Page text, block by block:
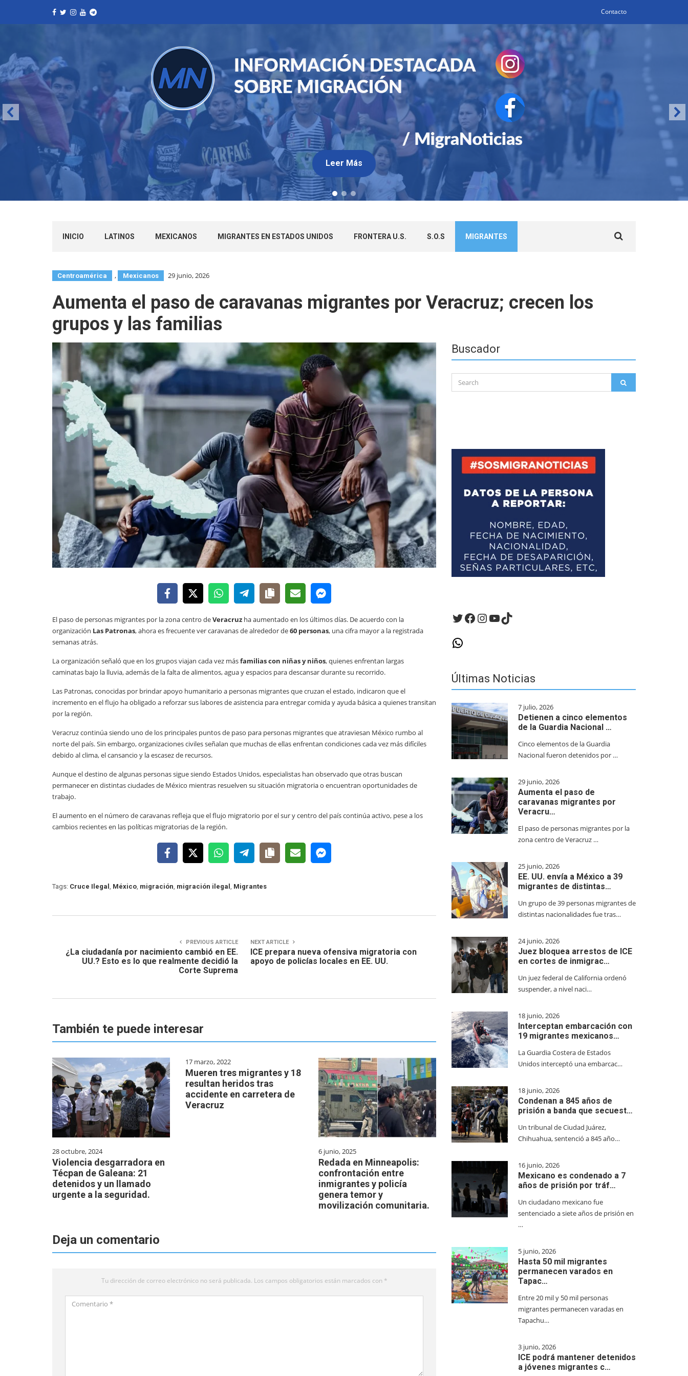
Contacto
Leer Más
INICIO LATINOS MEXICANOS MIGRANTES EN ESTADOS UNIDOS FRONTERA U.S. S.O.S MIGRANTES
for:
Centroamérica , Mexicanos 29 junio, 2026
Aumenta el paso de caravanas migrantes por Veracruz; crecen los
grupos y las familias
El paso de personas migrantes por la zona centro deVeracruz ha aumentado en los últimos días. De acuerdo con la
organización Las Patronas, ahora es frecuente ver caravanas de alrededor de60 personas, una cifra mayor a la registrada
semanas atrás.
La organización señaló que en los grupos viajan cada vez másfamilias con niñas y niños, quienes enfrentan largas
caminatas bajo la lluvia, además de la falta de alimentos, agua y espacios para descansar durante su recorrido.
Las Patronas, conocidas por brindar apoyo humanitario a personas migrantes que cruzan el estado, indicaron que el
incremento en el flujo ha obligado a reforzar sus labores de asistencia para entregar comida y ayuda básica a quienes transitan
por la región.
Veracruz continúa siendo uno de los principales puntos de paso para personas migrantes que atraviesan México rumbo al
norte del país. Sin embargo, organizaciones civiles señalan que muchas de ellas enfrentan condiciones cada vez más difíciles
debido al clima, el cansancio y la escasez de recursos.
Aunque el destino de algunas personas sigue siendo Estados Unidos, especialistas han observado que otras buscan
permanecer en distintas ciudades de México mientras resuelven su situación migratoria o encuentran oportunidades de
trabajo.
El aumento en el número de caravanas refleja que el flujo migratorio por el sur y centro del país continúa activo, pese a los
cambios recientes en las políticas migratorias de la región.
Tags: Cruce Ilegal México migración migración ilegal Migrantes
PREVIOUS ARTICLE
¿La ciudadanía por nacimiento cambió en EE.
UU.? Esto es lo que realmente decidió la
Corte Suprema
NEXT ARTICLE
ICE prepara nueva ofensiva migratoria con
apoyo de policías locales en EE. UU.
También te puede interesar
28 octubre, 2024
Violencia desgarradora en
Técpan de Galeana: 21
detenidos y un llamado
urgente a la seguridad.
17 marzo, 2022
Mueren tres migrantes y 18
resultan heridos tras
accidente en carretera de
Veracruz
6 junio, 2025
Redada en Minneapolis:
confrontación entre
inmigrantes y policía
genera temor y
movilización comunitaria.
Deja un comentario
Tu dirección de correo electrónico no será publicada. Los campos obligatorios están marcados con *
Comentario
Buscador
for:
Twitter
Facebook
Instagram
YouTube
TikTok
WhatsApp
Últimas Noticias
7 julio, 2026
Detienen a cinco elementos
de la Guardia Nacional …
Cinco elementos de la Guardia
Nacional fueron detenidos por …
29 junio, 2026
Aumenta el paso de
caravanas migrantes por
Veracru…
El paso de personas migrantes por la
zona centro de Veracruz …
25 junio, 2026
EE. UU. envía a México a 39
migrantes de distintas…
Un grupo de 39 personas migrantes de
distintas nacionalidades fue tras…
24 junio, 2026
Juez bloquea arrestos de ICE
en cortes de inmigrac…
Un juez federal de California ordenó
suspender, a nivel naci…
18 junio, 2026
Interceptan embarcación con
19 migrantes mexicanos…
La Guardia Costera de Estados
Unidos interceptó una embarcac…
18 junio, 2026
Condenan a 845 años de
prisión a banda que secuest…
Un tribunal de Ciudad Juárez,
Chihuahua, sentenció a 845 año…
16 junio, 2026
Mexicano es condenado a 7
años de prisión por tráf…
Un ciudadano mexicano fue
sentenciado a siete años de prisión en
…
5 junio, 2026
Hasta 50 mil migrantes
permanecen varados en
Tapac…
Entre 20 mil y 50 mil personas
migrantes permanecen varadas en
Tapachu…
3 junio, 2026
ICE podrá mantener detenidos
a jóvenes migrantes c…